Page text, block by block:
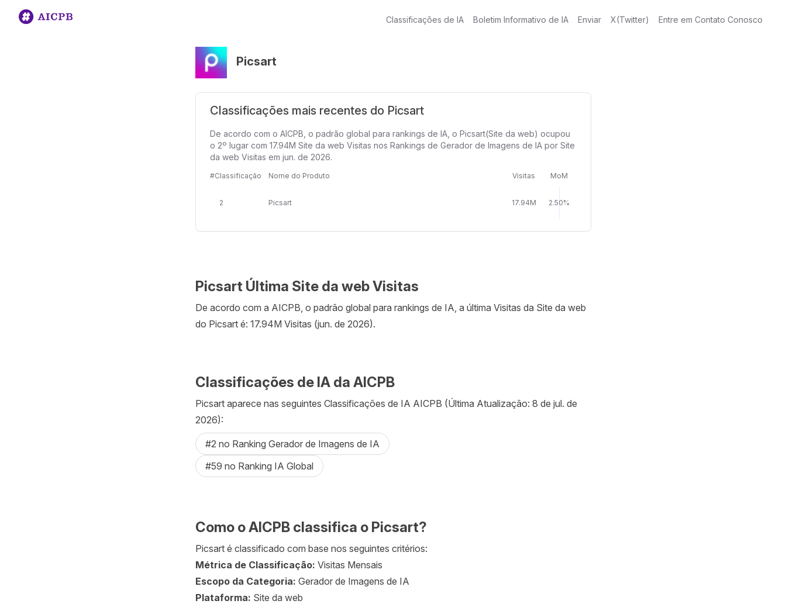
Classificações de IA Boletim Informativo de IA Enviar X(Twitter) Entre em Contato Conosco
Picsart
Classificações mais recentes do Picsart
De acordo com o AICPB, o padrão global para rankings de IA, o Picsart(Site da web) ocupou
o 2º lugar com 17.94M Site da web Visitas nos Rankings de Gerador de Imagens de IA por Site
da web Visitas em jun. de 2026.
#Classificação Nome do Produto Visitas MoM
2 Picsart 17.94M 2.50%
Picsart Última Site da web Visitas
De acordo com a AICPB, o padrão global para rankings de IA, a última Visitas da Site da web
do Picsart é: 17.94M Visitas (jun. de 2026).
Classificações de IA da AICPB
Picsart aparece nas seguintes Classificações de IA AICPB (Última Atualização: 8 de jul. de
2026):
#2 no Ranking Gerador de Imagens de IA
#59 no Ranking IA Global
Como o AICPB classifica o Picsart?
Picsart é classificado com base nos seguintes critérios:
Métrica de Classificação: Visitas Mensais
Escopo da Categoria: Gerador de Imagens de IA
Plataforma: Site da web